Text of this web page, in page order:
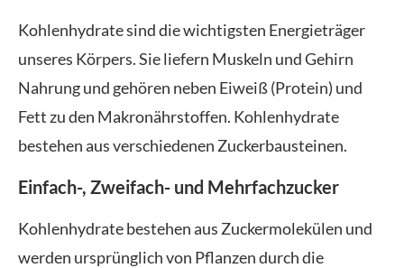
Kohlenhydrate sind die wichtigsten Energieträger
unseres Körpers. Sie liefern Muskeln und Gehirn
Nahrung und gehören neben Eiweiß (Protein) und
Fett zu den Makronährstoffen. Kohlenhydrate
bestehen aus verschiedenen Zuckerbausteinen.
Einfach-, Zweifach- und Mehrfachzucker
Kohlenhydrate bestehen aus Zuckermolekülen und
werden ursprünglich von Pflanzen durch die